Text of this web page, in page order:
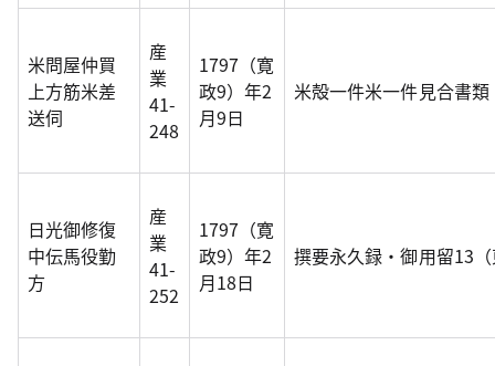
米問屋仲買
上方筋米差
送伺
産
業
41-
248
1797（寛
政9）年2
月9日
米殻一件米一件見合書
日光御修復
中伝馬役勤
方
産
業
41-
252
1797（寛
政9）年2
月18日
撰要永久録・御用留13